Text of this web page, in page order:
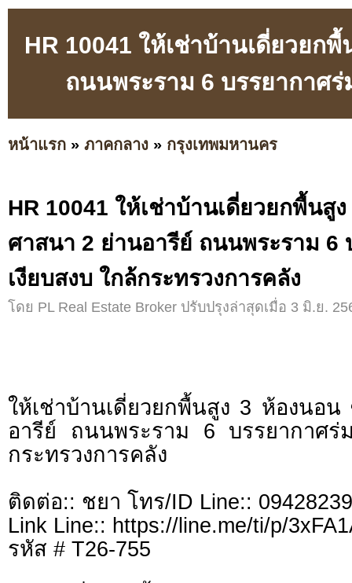
HR 10041 ให้เช่าบ้านเดี่ยวยก
ถนนพระราม 6 บรรยากาศร่
หน้าแรก » ภาคกลาง » กรุงเทพมหานคร
HR 10041 ให้เช่าบ้านเดี่ยวยกพื้นสู
ศาสนา 2 ย่านอารีย์ ถนนพระราม 6
เงียบสงบ ใกล้กระทรวงการคลัง
โดย PL Real Estate Broker ปรับปรุงล่าสุดเมื่อ 3 มิ.ย.
ให้เช่าบ้านเดี่ยวยกพื้นสูง 3 ห้องนอ
อารีย์ ถนนพระราม 6 บรรยากาศร่
กระทรวงการคลัง
ติดต่อ:: ชยา โทร/ID Line::
Link Line:: https://line.me/ti/p/
รหัส # T26-755